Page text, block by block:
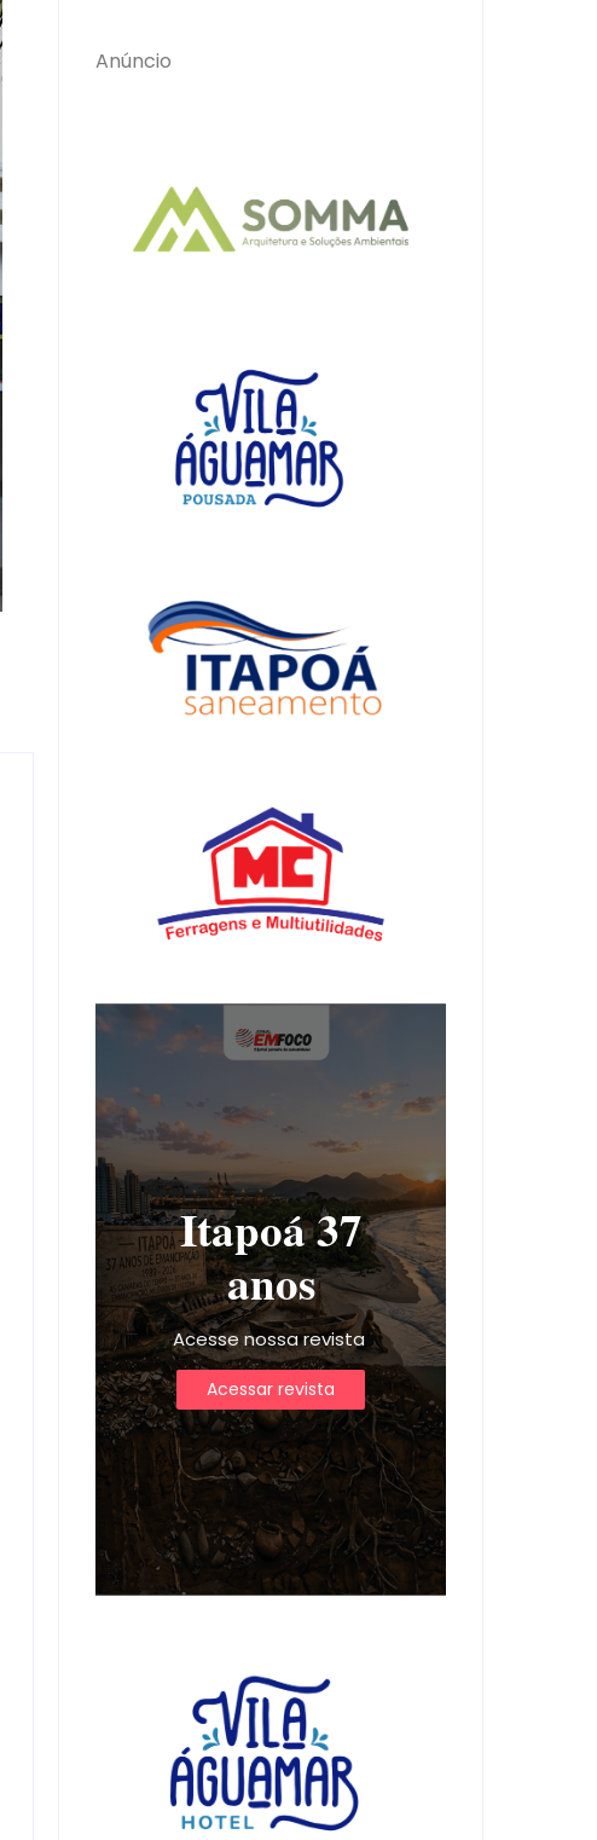
Anúncio
Itapoá 37
anos
Acesse nossa revista
Acessar revista